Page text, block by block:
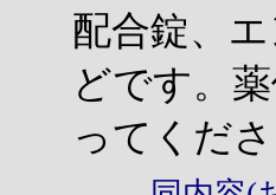
配合錠、
どです。
ってくださ